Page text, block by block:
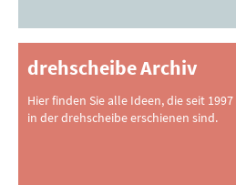
drehscheibe Archiv
Hier finden Sie alle Ideen, die seit 1997
in der drehscheibe erschienen sind.